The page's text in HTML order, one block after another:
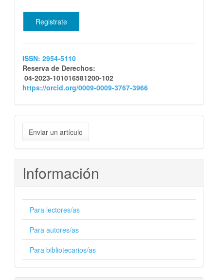
Registrate
ISSN: 2954-5110
Reserva de Derechos:
04-2023-101016581200-102
https://orcid.org/0009-0009-3767-3966
Enviar
un
artículo
Enviar un artículo
Información
Para lectores/as
Para autores/as
Para bibliotecarios/as